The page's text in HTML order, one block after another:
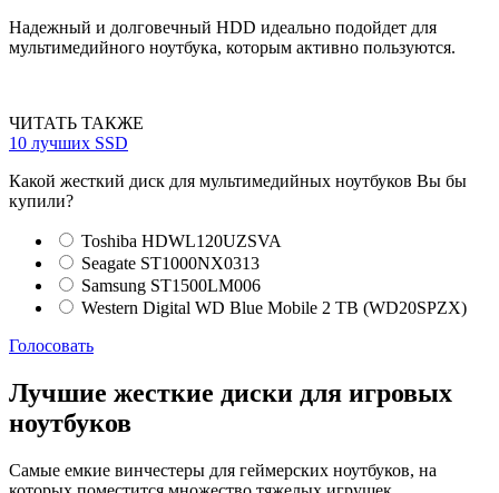
Надежный и долговечный HDD идеально подойдет для
мультимедийного ноутбука, которым активно пользуются.
ЧИТАТЬ ТАКЖЕ
10 лучших SSD
Какой жесткий диск для мультимедийных ноутбуков Вы бы
купили?
Toshiba HDWL120UZSVA
Seagate ST1000NX0313
Samsung ST1500LM006
Western Digital WD Blue Mobile 2 TB (WD20SPZX)
Голосовать
Лучшие жесткие диски для игровых
ноутбуков
Самые емкие винчестеры для геймерских ноутбуков, на